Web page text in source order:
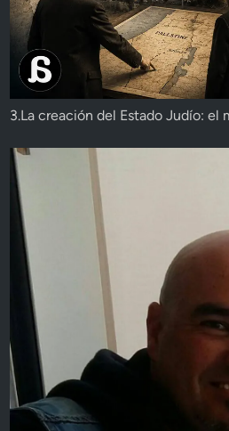
3.La creación del Estado Judío: el